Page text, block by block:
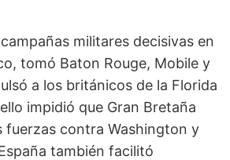
militares decisivas en
tomó Baton Rouge, Mobile y
a los británicos de la Florida
impidió que Gran Bretaña
fuerzas contra Washington y
también facilitó